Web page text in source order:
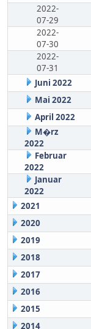
2022-
07-29
2022-
07-30
2022-
07-31
Juni 2022
Mai 2022
April 2022
M�rz
2022
Februar
2022
Januar
2022
2021
2020
2019
2018
2017
2016
2015
2014